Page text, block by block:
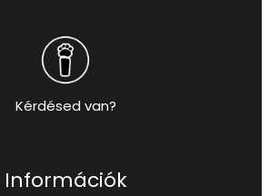
Kérdésed van?
Információk